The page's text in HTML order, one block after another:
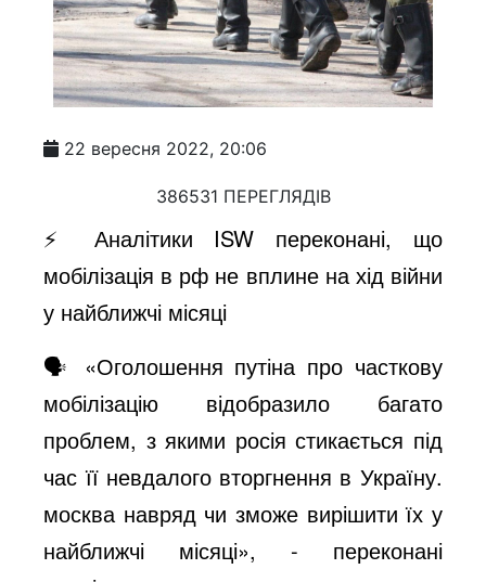
22 вересня 2022, 20:06
386531 ПЕРЕГЛЯДІВ
⚡️ Аналітики ISW переконані, що
мобілізація в рф не вплине на хід війни
у найближчі місяці
🗣 «Оголошення путіна про часткову
мобілізацію відобразило багато
проблем, з якими росія стикається під
час її невдалого вторгнення в Україну.
москва навряд чи зможе вирішити їх у
найближчі місяці», - переконані